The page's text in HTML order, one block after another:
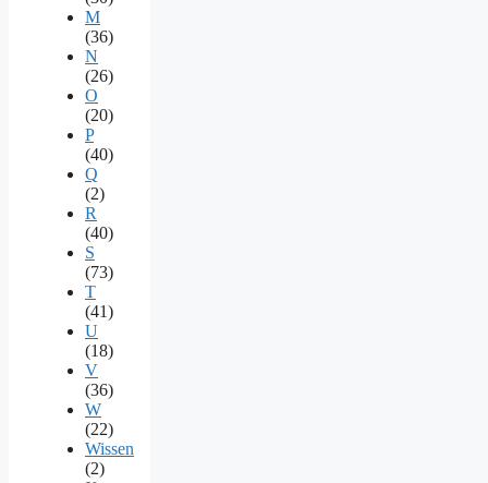
M
(36)
N
(26)
O
(20)
P
(40)
Q
(2)
R
(40)
S
(73)
T
(41)
U
(18)
V
(36)
W
(22)
Wissen
(2)